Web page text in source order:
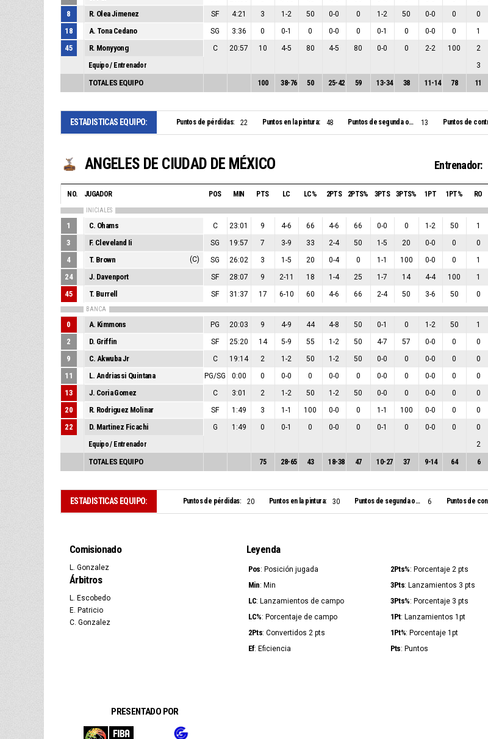
8 R. Olea Jimenez SF 4:21 3 1-2 50 0-0 0 1-2 50 0-0 0 0
18 A. Tona Cedano SG 3:36 0 0-1 0 0-0 0 0-1 0 0-0 0 1
45 R. Monyyong C 20:57 10 4-5 80 4-5 80 0-0 0 2-2 100 2
Equipo / Entrenador
3
TOTALES EQUIPO 100 38-76 50 25-42 59 13-34 38 11 -14 78 11
ESTADISTICAS EQUIPO: Puntos de pérdidas: 22 Puntos en la pintura: 48 Puntos de segunda oportunidad: 13
ANGELES DE CIUDAD DE MÉXICO Entrenador:
NO. JUGADOR POS MIN PTS LC LC% 2PTS 2PTS% 3PTS 3PTS% 1PT 1PT% RO
INICIALES
1 C. Ohams C 23:01 9 4-6 66 4-6 66 0-0 0 1-2 50 1
3 F. Cleveland Ii SG 19:57 7 3-9 33 2-4 50 1-5 20 0-0 0 0
4 T. Brown (C) SG 26:02 3 1-5 20 0-4 0 1-1 100 0-0 0 1
24 J. Davenport SF 28:07 9 2-11 18 1-4 25 1-7 14 4-4 100 1
45 T. Burrell SF 31:37 17 6-10 60 4-6 66 2-4 50 3-6 50 0
BANCA
0 A. Kimmons PG 20:03 9 4-9 44 4-8 50 0-1 0 1-2 50 1
2 D. Griffin SF 25:20 14 5-9 55 1-2 50 4-7 57 0-0 0 0
9 C. Akwuba Jr C 19:14 2 1-2 50 1-2 50 0-0 0 0-0 0 0
11 L. Andriassi Quintana PG/SG 0:00 0 0-0 0 0-0 0 0-0 0 0-0 0 0
13 J. Coria Gomez C 3:01 2 1-2 50 1-2 50 0-0 0 0-0 0 0
20 R. Rodriguez Molinar SF 1:49 3 1-1 100 0-0 0 1-1 100 0-0 0 0
22 D. Martinez Ficachi G 1:49 0 0-1 0 0-0 0 0-1 0 0-0 0 0
Equipo / Entrenador
2
TOTALES EQUIPO 75 28-65 43 18-38 47 10-27 37 9-14 64 6
ESTADISTICAS EQUIPO: Puntos de pérdidas: 20 Puntos en la pintura: 30 Puntos de segunda oportunidad: 6
Comisionado
L. Gonzalez
Árbitros
L. Escobedo
E. Patricio
C. Gonzalez
Leyenda
Pos: Posición jugada 2Pts%: Porcentaje 2 pts
Min: Min 3Pts: Lanzamientos 3 pts
LC: Lanzamientos de campo 3Pts%: Porcentaje 3 pts
LC%: Porcentaje de campo 1Pt: Lanzamientos 1pt
2Pts: Convertidos 2 pts 1Pt%: Porcentaje 1pt
Ef: Eficiencia Pts: Puntos
PRESENTADO POR